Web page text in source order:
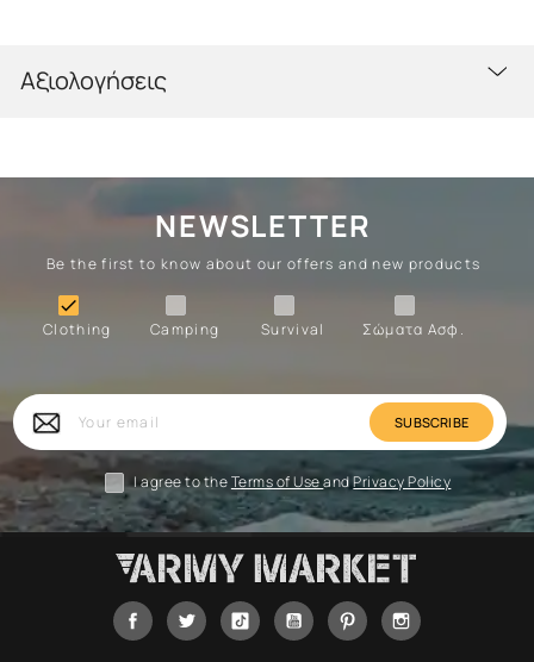
Αξιολογήσεις
NEWSLETTER
Be the first to know about our offers and new products
Σώματα Ασφ.
Survival
Camping
Clothing

Clothing
Your
email
I agree to theTerms of UseandPrivacy Policy
FacebookTwitter Tiktok YouTube Pinterest